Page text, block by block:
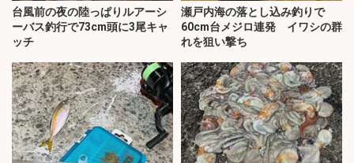
台風前の夜の陸っぱりルアーシ
ーバス釣行で73cm頭に3尾キャ
ッチ
瀬戸内海の落とし込み釣りで
60cm台メジロ連発 イワシの群
れを狙い撃ち